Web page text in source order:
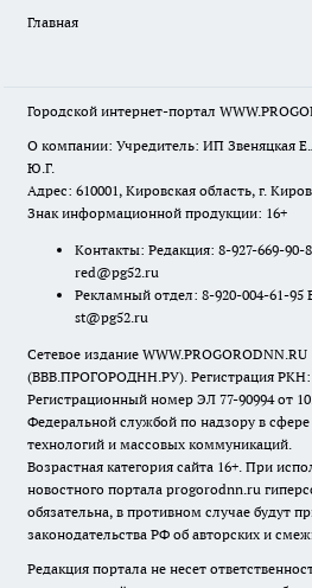
Главная
Городской интернет-портал
О компании: Учредитель: ИП Звеняцкая
Ю.Г.
Адрес: 610001, Кировская область, г.
Знак информационной продукции: 16+
Контакты: Редакция: 8-927-669-
red@pg52.ru
Рекламный отдел: 8-920-004-61-95
st@pg52.ru
Сетевое издание WWW.PROGORODNN.RU
(ВВВ.ПРОГОРОДНН.РУ). Регистрация РКН:
Регистрационный номер ЭЛ 77-90994 от
Федеральной службой по надзору в
технологий и массовых коммуникаций.
Возрастная категория сайта 16+. При
новостного портала progorodnn.ru
обязательна, в противном случае будут
законодательства РФ об авторских и
Редакция портала не несет